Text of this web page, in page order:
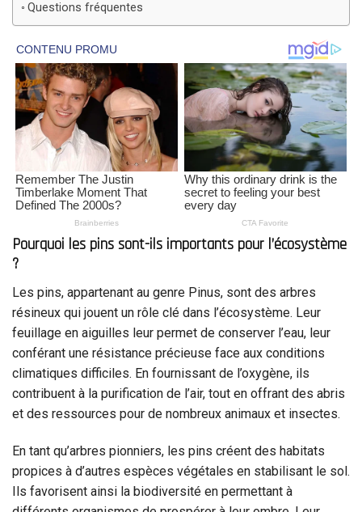
Questions fréquentes
Pourquoi les pins sont-ils importants pour l’écosystème
?
Les pins, appartenant au genre Pinus, sont des arbres
résineux qui jouent un rôle clé dans l’écosystème. Leur
feuillage en aiguilles leur permet de conserver l’eau, leur
conférant une résistance précieuse face aux conditions
climatiques difficiles. En fournissant de l’oxygène, ils
contribuent à la purification de l’air, tout en offrant des abris
et des ressources pour de nombreux animaux et insectes.
En tant qu’arbres pionniers, les pins créent des habitats
propices à d’autres espèces végétales en stabilisant le sol.
Ils favorisent ainsi la biodiversité en permettant à